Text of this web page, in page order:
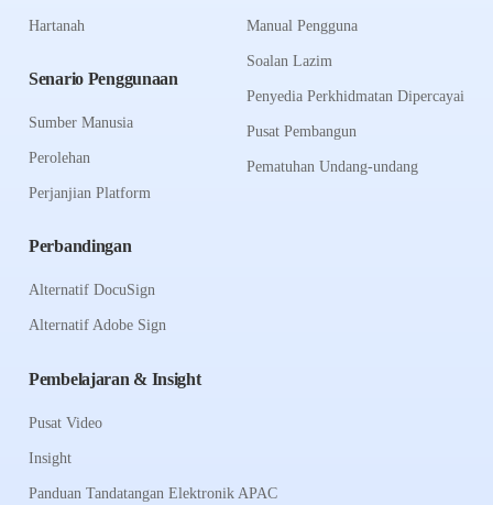
Hartanah
Senario Penggunaan
Sumber Manusia
Perolehan
Perjanjian Platform
Perbandingan
Alternatif DocuSign
Alternatif Adobe Sign
Manual Pengguna
Soalan Lazim
Penyedia Perkhidmatan Dipercayai
Pusat Pembangun
Pematuhan Undang-undang
Pembelajaran & Insight
Pusat Video
Insight
Panduan Tandatangan Elektronik APAC